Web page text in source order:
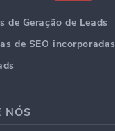
de Geração de Leads
de SEO incorporadas
NÓS